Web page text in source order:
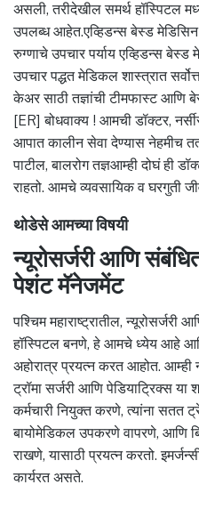
असली, तरीदेखील समर्थ हॉस्पिटल
उपलब्ध आहेत.एव्हिडन्स बेस्ड
रुग्णाचे उपचार पर्याय एव्हिडन्स
उपचार पद्धत मेडिकल शास्त्रात
केअर साठी तज्ञांची टीमफास्ट आणि
[ER] बोधवाक्य ! आमची डॉक्टर,
आपात कालीन सेवा देण्यास नेहमीच
पाटील, बालरोग तज्ञआम्ही दोघं ही
राहतो. आमचे व्यवसायिक व घरगुती
थोडेसे आमच्या विषयी
न्यूरोसर्जरी आणि
पेशंट मॅनेजमेंट
पश्चिम महाराष्ट्रातील, न्यूरोसर्जरी
हॉस्पिटल बनणे, हे आमचे ध्येय आहे
अहोरात्र प्रयत्न करत आहोत. आम्ही
ट्रॉमा सर्जरी आणि पेडियाट्रिक्स
कर्मचारी नियुक्त करणे, त्यांना सतत
बायोमेडिकल उपकरणे वापरणे, आणि
राखणे, यासाठी प्रयत्न करतो.
कार्यरत असते.